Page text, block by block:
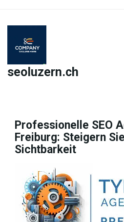
content
seoluzern.ch
Professionelle SEO
Freiburg: Steigern
Sichtbarkeit